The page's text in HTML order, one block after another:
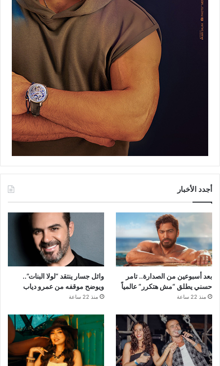
أجدد الأخبار
بعد أسبوعين من الصدارة.. تامر
حسني يطلق “مش هتكرر” عالمياً
منذ 22 ساعة
وائل جسار ينتقد “لولا البنات”..
ويوضح موقفه من عمرو دياب
منذ 22 ساعة